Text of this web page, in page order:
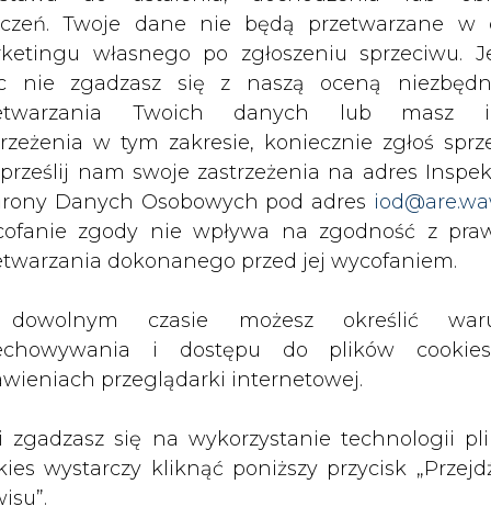
własnego po zgłoszeniu sprzeciwu.
nie zgadzasz się z naszą oceną
Twoich danych lub masz
w tym zakresie, koniecznie zgłoś
nam swoje zastrzeżenia na adres
Danych Osobowych pod adres
zgody nie wpływa na zgodność z
dokonanego przed jej wycofaniem.
i dostępu do plików
przeglądarki internetowej.
wystarczy kliknąć poniższy przycisk
wzrostu na rynkach światowych.
14 lokalizacji - nasze biura funkcjonują już w
Świrski, prezes zarządu Transition
poza wielkimi osiągnięciami w
światowych prowadząc wdrożenia i
sektorów, w których Polska ma
ekspansję na rynkach światowych i
dekada to właśnie czas polskiej
inteligencji. Wydawca portalu CIRE zgadza się na
publikacji do szkoleń treningowych LLM.